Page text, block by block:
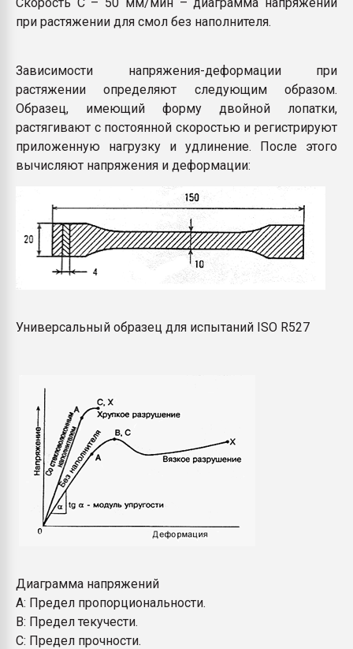
Скорость С – 50 мм/мин – диаграмма напряжений
при растяжении для смол без наполнителя.
Зависимости напряжения-деформации при
растяжении определяют следующим образом.
Образец, имеющий форму двойной лопатки,
растягивают с постоянной скоростью и регистрируют
приложенную нагрузку и удлинение. После этого
вычисляют напряжения и деформации:
Универсальный образец для испытаний ISO R527
Диаграмма напряжений
А: Предел пропорциональности.
B: Предел текучести.
С: Предел прочности.